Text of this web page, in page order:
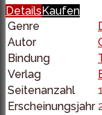
Details Kaufen
Genre
Autor
Bindung
Verlag
Seitenanzahl
Erscheinungsjahr